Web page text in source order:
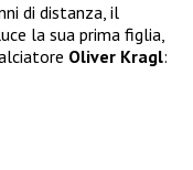
di distanza, il
la sua prima figlia,
Oliver Kragl: